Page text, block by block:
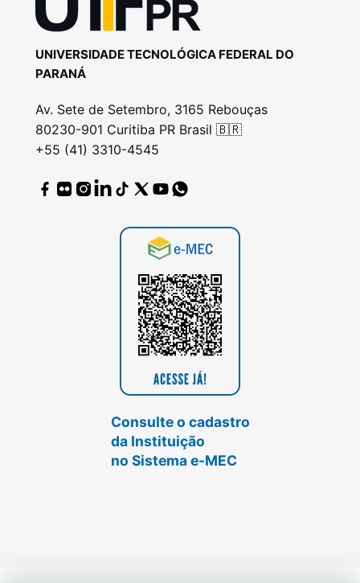
UNIVERSIDADE TECNOLÓGICA FEDERAL DO
PARANÁ
Av. Sete de Setembro, 3165 Rebouças
80230-901 Curitiba PR Brasil 🇧🇷
+55 (41) 3310-4545
Consulte o cadastro
da Instituição
no Sistema e-MEC